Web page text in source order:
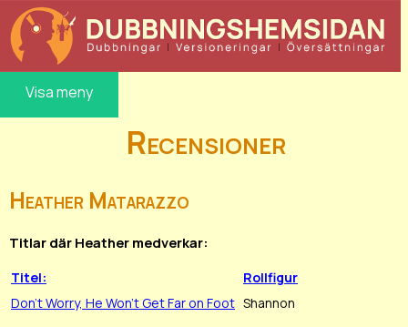
Visa meny
Recensioner
Heather Matarazzo
Titlar där Heather medverkar:
Titel:
Rollfigur
Don't Worry, He Won't Get Far on Foot Shannon